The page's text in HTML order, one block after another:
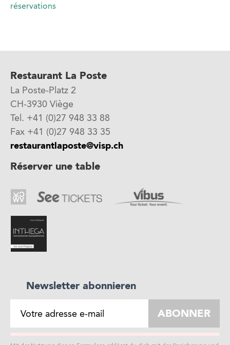
réservations
Restaurant La Poste
La Poste-Platz 2
CH-3930 Viège
Tel. +41 (0)27 948 33 88
Fax +41 (0)27 948 33 35
restaurantlaposte@visp.ch
Réserver une table
Newsletter abonnieren
ABONNER